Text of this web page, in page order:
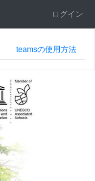
ログイン
teamsの使用方法